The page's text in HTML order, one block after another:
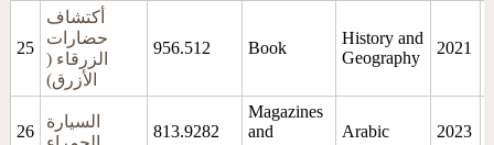
25
أكتشاف
حضارات
الزرقاء (
الأزرق)
956.512 Book
History and
Geography
2021
26
السيارة
813.9282
Magazines
and
Arabic 2023